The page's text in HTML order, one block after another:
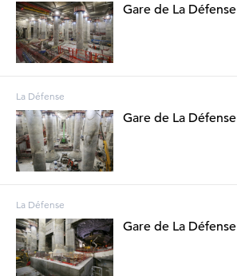
Gare de La Défense
La Défense
Gare de La Défense
La Défense
Gare de La Défense